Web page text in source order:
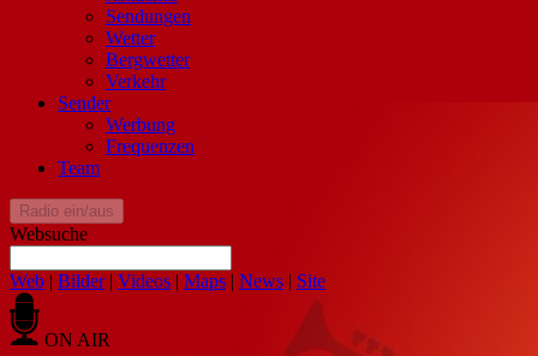
Sendungen
Wetter
Bergwetter
Verkehr
Sender
Werbung
Frequenzen
Team
Radio ein/aus
Websuche
Web | Bilder| Videos | Maps | News | Site
ON AIR